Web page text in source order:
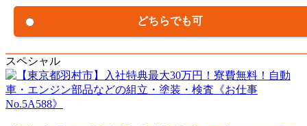
どちらでも可
スペシャル